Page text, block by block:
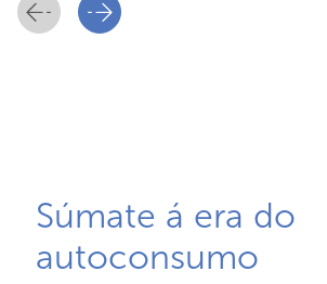
Súmate á era do
autoconsumo